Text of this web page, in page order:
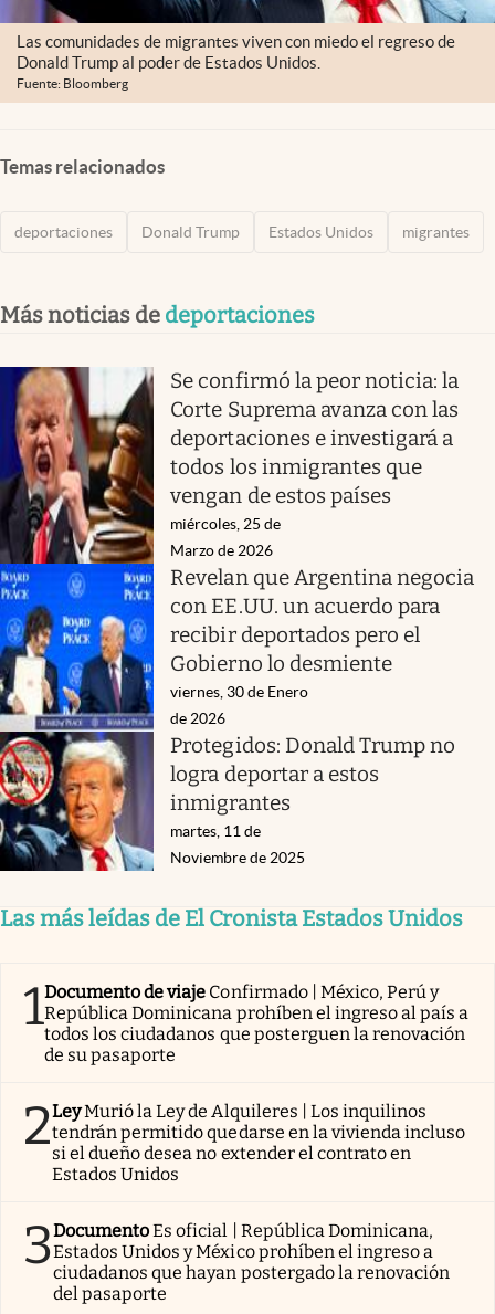
Las comunidades de migrantes viven con miedo el regreso de
Donald Trump al poder de Estados Unidos.
Fuente: Bloomberg
Temas relacionados
deportaciones Donald Trump Estados Unidos migrantes
Más noticias de deportaciones
Se confirmó la peor noticia: la
Corte Suprema avanza con las
deportaciones e investigará a
todos los inmigrantes que
vengan de estos países
miércoles, 25 de
Marzo de 2026
Revelan que Argentina negocia
con EE.UU. un acuerdo para
recibir deportados pero el
Gobierno lo desmiente
viernes, 30 de Enero
de 2026
Protegidos: Donald Trump no
logra deportar a estos
inmigrantes
martes, 11 de
Noviembre de 2025
Las más leídas de El Cronista Estados Unidos
1Documento de viaje Confirmado | México, Perú y
República Dominicana prohíben el ingreso al país a
todos los ciudadanos que posterguen la renovación
de su pasaporte
2LeyMurió la Ley de Alquileres | Los inquilinos
tendrán permitido quedarse en la vivienda incluso
si el dueño desea no extender el contrato en
Estados Unidos
3DocumentoEs oficial | República Dominicana,
Estados Unidos y México prohíben el ingreso a
ciudadanos que hayan postergado la renovación
del pasaporte